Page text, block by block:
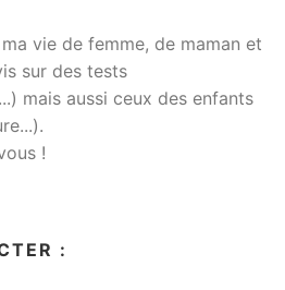
vie de femme, de maman et
sur des tests
mais aussi ceux des enfants
!
: